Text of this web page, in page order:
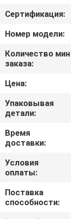
О
НАС
ФАБРИКИ
ПРОВЕРКА
КАЧЕСТВА
МЫ
Сертификация:
Номер модели:
Количество мин
заказа:
Цена:
Упаковывая
детали:
Время
доставки:
Условия
оплаты:
Поставка
способности: